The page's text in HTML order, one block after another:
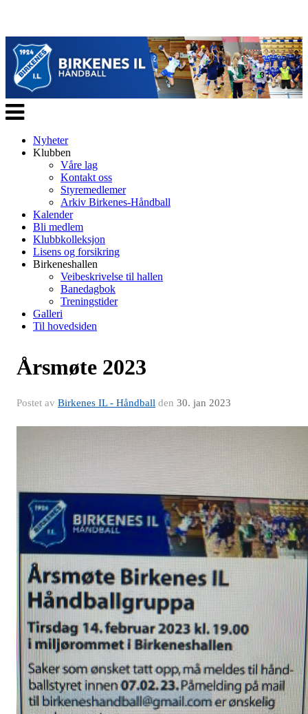
Veksle
navigasjon
Nyheter
Klubben
Våre lag
Kontakt oss
Styremedlemer
Arkiv Birkenes-Håndball
Kalender
Bli medlem
Klubbkolleksjon
Lisens og forsikring
Birkeneshallen
Veibeskrivelse til hallen
Banedagbok
Treningstider
Galleri
Til hovedsiden
Årsmøte 2023
Postet av Birkenes IL - Håndball den 30. jan 2023